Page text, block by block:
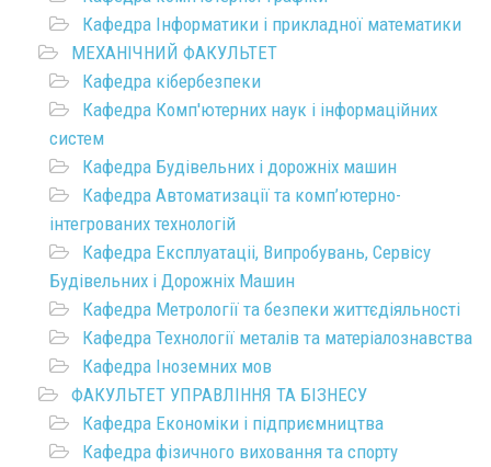
Кафедра Інформатики і прикладної математики
МЕХАНІЧНИЙ ФАКУЛЬТЕТ
Кафедра кібербезпеки
Кафедра Комп'ютерних наук і інформаційних
систем
Кафедра Будівельних і дорожніх машин
Кафедра Автоматизації та комп’ютерно-
інтегрованих технологій
Кафедра Експлуатаціі, Випробувань, Сервісу
Будівельних і Дорожніх Машин
Кафедра Метрології та безпеки життєдіяльності
Кафедра Технології металів та матеріалознавства
Кафедра Іноземних мов
ФАКУЛЬТЕТ УПРАВЛІННЯ ТА БІЗНЕСУ
Кафедра Економіки і підприємництва
Кафедра фізичного виховання та спорту